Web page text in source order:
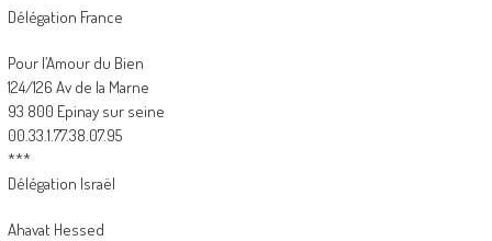
Délégation France
Pour l’Amour du Bien
124/126 Av de la Marne
93 800 Epinay sur seine
00.33.1.77.38.07.95
***
Délégation Israël
Ahavat Hessed